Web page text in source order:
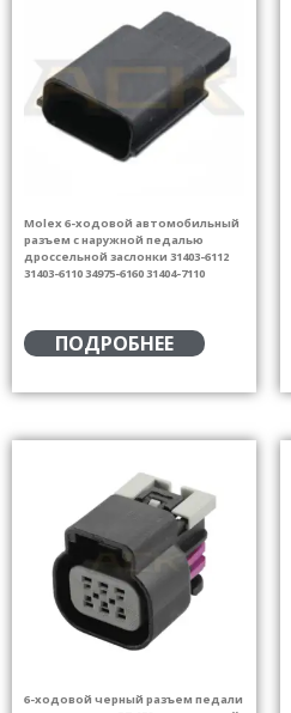
Molex 6-ходовой автомобильный
разъем с наружной педалью
дроссельной заслонки 31403-6112
31403-6110 34975-6160 31404-7110
ПОДРОБНЕЕ
6-ходовой черный разъем педали